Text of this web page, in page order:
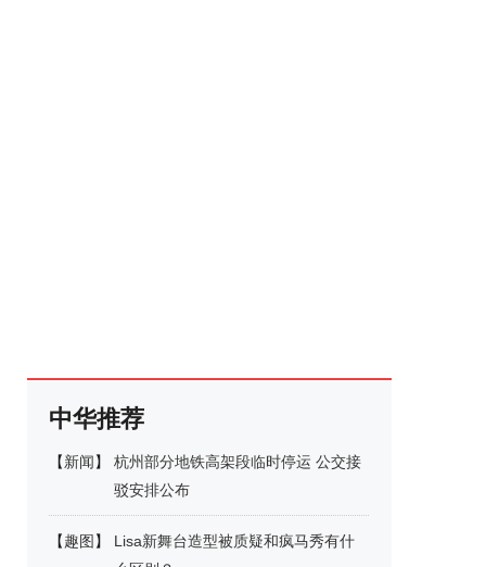
中华推荐
【新闻】
杭州部分地铁高架段临时停运 公交接
驳安排公布
【趣图 】
Lisa新舞台造型被质疑和疯马秀有什